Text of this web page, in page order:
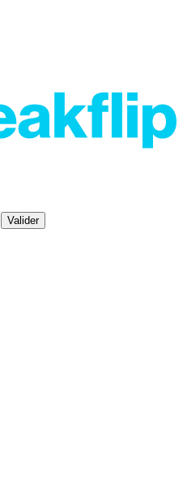
Valider